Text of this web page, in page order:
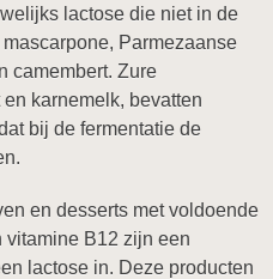
lactose die niet in de
Parmezaanse
camembert. Zure
karnemelk, bevatten
bij de fermentatie de
en desserts met voldoende
B12 zijn een
lactose in. Deze producten